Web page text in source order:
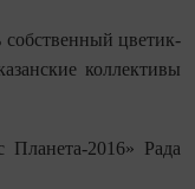
собственный цветик-
коллективы
Планета-2016» Рада